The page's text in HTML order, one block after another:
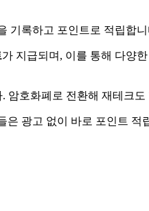
기록하고 포인트로 적립합니
가 지급되며, 이를 통해 다양
암호화폐로 전환해 재테크도
광고 없이 바로 포인트 적